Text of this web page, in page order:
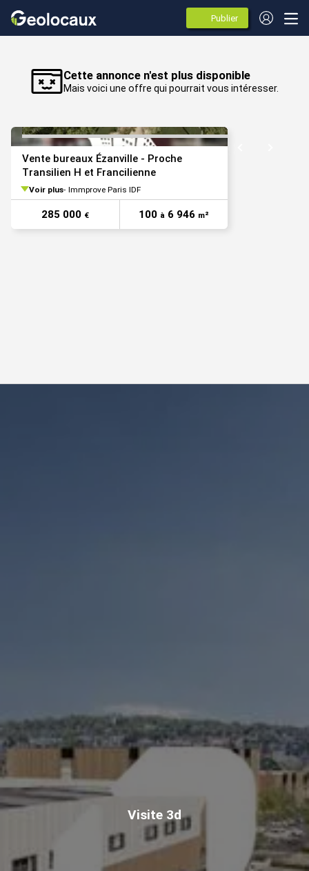
Publier
des
annonces
Cette annonce n'est plus disponible
Mais voici une offre qui pourrait vous intéresser.
VOIR TOUTES LES PHOTOS
Vente bureaux Ézanville - Proche
Transilien H et Francilienne
Voir plus Immprove Paris IDF
285 000 € 100 à 6 946 m²